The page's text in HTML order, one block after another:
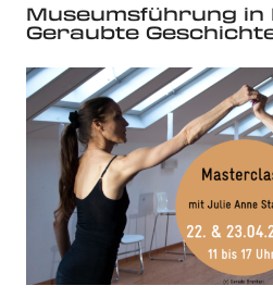
Museumsführung in
Geraubte